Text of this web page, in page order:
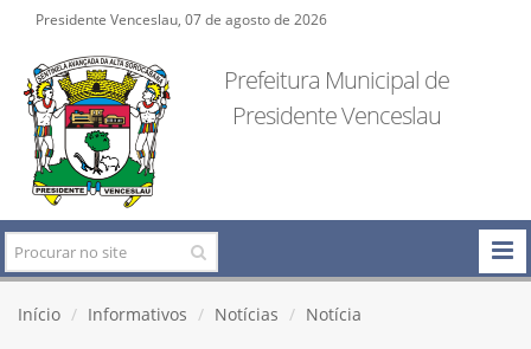
Presidente Venceslau, 07 de agosto de 2026
Prefeitura Municipal de
Presidente Venceslau
Início Informativos Notícias Notícia